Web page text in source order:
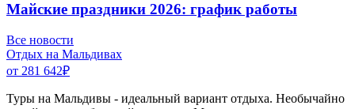
Майские праздники 2026: график работы
Все новости
Отдых на Мальдивах
от 281 642₽
Туры на Мальдивы - идеальный вариант отдыха. Необычайно